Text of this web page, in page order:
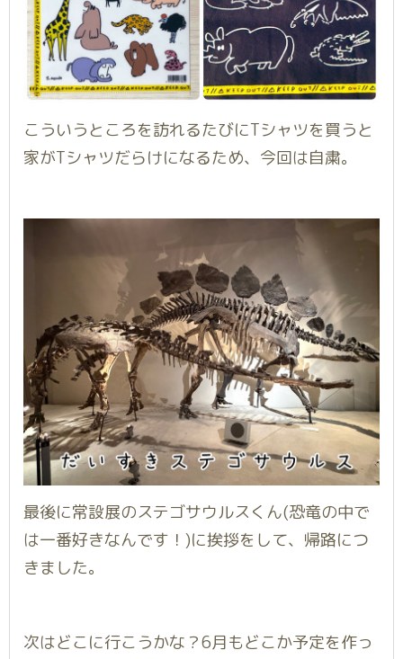
こういうところを訪れるたびにTシャツを買うと
家がTシャツだらけになるため、今回は自粛。
最後に常設展のステゴサウルスくん(恐竜の中で
は一番好きなんです！)に挨拶をして、帰路につ
きました。
次はどこに行こうかな？6月もどこか予定を作っ